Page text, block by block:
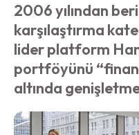
2006 yılından
karşılaştırma
lider platform
portföyünü
altında